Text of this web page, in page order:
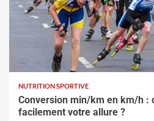
NUTRITION SPORTIVE
Conversion min/km en km/h :
facilement votre allure ?